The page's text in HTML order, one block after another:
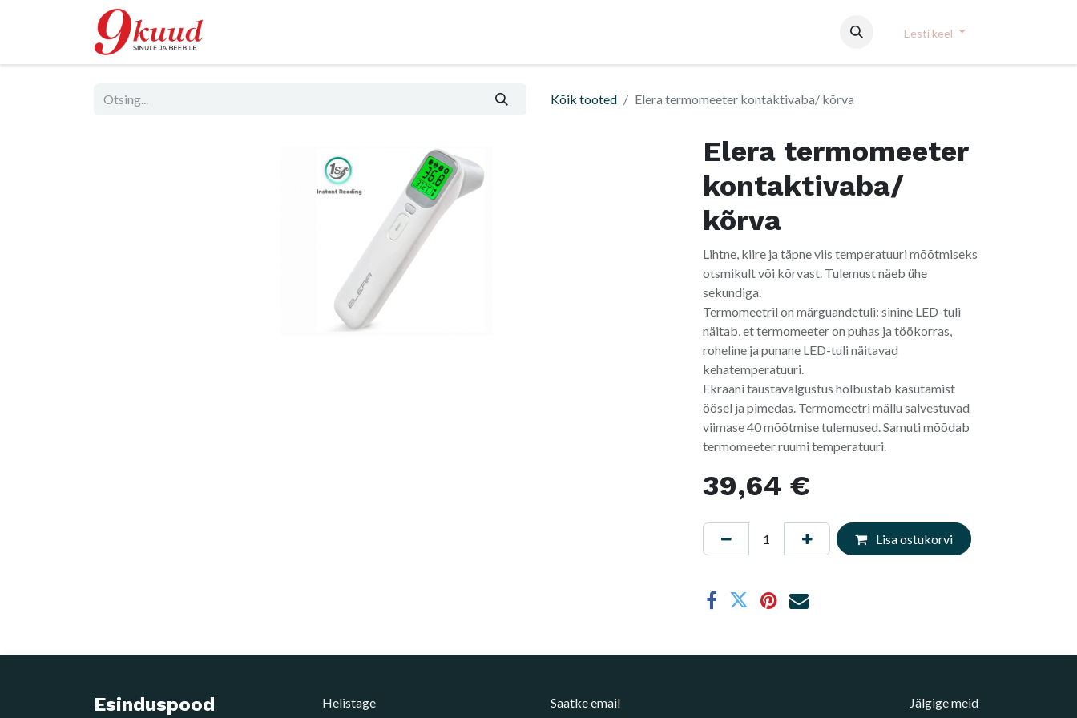
Eesti keel
Kõik tooted Elera termomeeter kontaktivaba/ kõrva
Elera termomeeter
kontaktivaba/
kõrva
Lihtne, kiire ja täpne viis temperatuuri mõõtmiseks
otsmikult või kõrvast. Tulemust näeb ühe
sekundiga.
Termomeetril on märguandetuli: sinine LED-tuli
näitab, et termomeeter on puhas ja töökorras,
roheline ja punane LED-tuli näitavad
kehatemperatuuri.
Ekraani taustavalgustus hõlbustab kasutamist
öösel ja pimedas. Termomeetri mällu salvestuvad
viimase 40 mõõtmise tulemused. Samuti mõõdab
termomeeter ruumi temperatuuri.
39,64 €
Lisa ostukorvi
Esinduspood Helistage Saatke email Jälgige meid